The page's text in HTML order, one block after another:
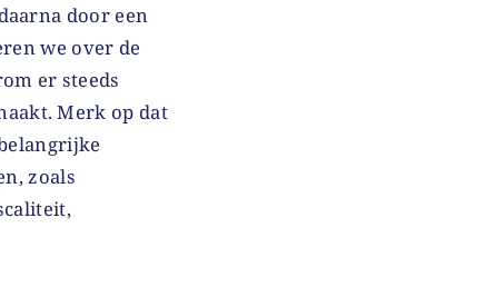
door een
we over de
er steeds
Merk op dat
zoals